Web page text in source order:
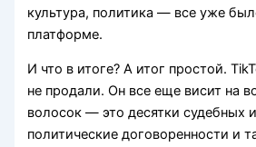
культура, политика — все уже
платформе.
И что в итоге? А итог простой.
не продали. Он все еще висит на
волосок — это десятки судебных
политические договоренности и